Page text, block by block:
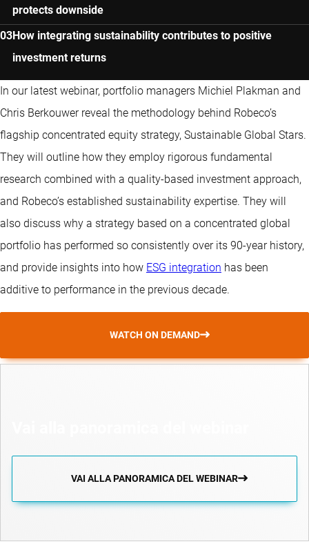
protects downside
How integrating sustainability contributes to positive
investment returns
In our latest webinar, portfolio managers Michiel Plakman and
Chris Berkouwer reveal the methodology behind Robeco’s
flagship concentrated equity strategy, Sustainable Global Stars.
They will outline how they employ rigorous fundamental
research combined with a quality-based investment approach,
and Robeco’s established sustainability expertise. They will
also discuss why a strategy based on a concentrated global
portfolio has performed so consistently over its 90-year history,
and provide insights into how ESG integration has been
additive to performance in the previous decade.
WATCH ON DEMAND
VAI ALLA PANORAMICA DEL WEBINAR